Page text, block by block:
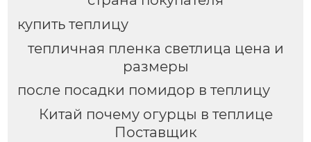
купить теплицу
тепличная пленка светлица цена и
размеры
после посадки помидор в теплицу
Китай почему огурцы в теплице
Поставщик